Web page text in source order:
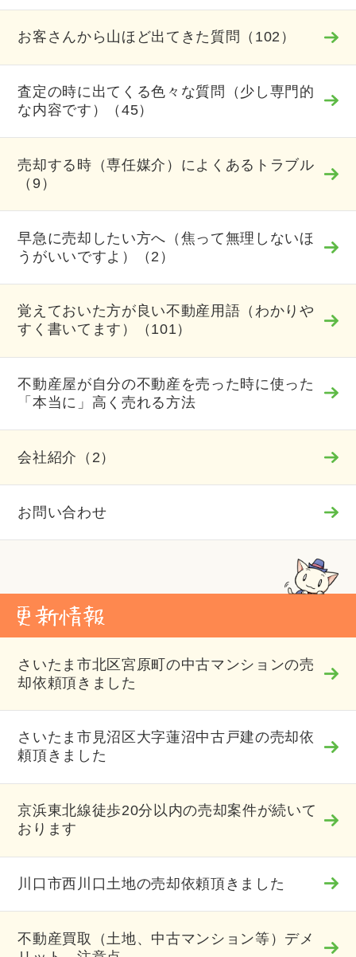
お客さんから山ほど出てきた質問（102）
査定の時に出てくる色々な質問（少し専門的
な内容です）（45）
売却する時（専任媒介）によくあるトラブル
（9）
早急に売却したい方へ（焦って無理しないほ
うがいいですよ）（2）
覚えておいた方が良い不動産用語（わかりや
すく書いてます）（101）
不動産屋が自分の不動産を売った時に使った
「本当に」高く売れる方法
会社紹介（2）
お問い合わせ
さいたま市北区宮原町の中古マンションの売
却依頼頂きました
さいたま市見沼区大字蓮沼中古戸建の売却依
頼頂きました
京浜東北線徒歩20分以内の売却案件が続いて
おります
川口市西川口土地の売却依頼頂きました
不動産買取（土地、中古マンション等）デメ